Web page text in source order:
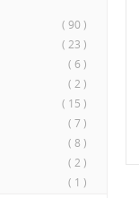
( 90 )
( 23 )
( 6 )
( 2 )
( 15 )
( 7 )
( 8 )
( 2 )
( 1 )